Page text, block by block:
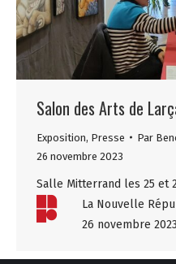
Salon des Arts de
Exposition, Presse Par
26 novembre 2023
Salle Mitterrand les 25 et
La Nouvelle
26 novembre 2023